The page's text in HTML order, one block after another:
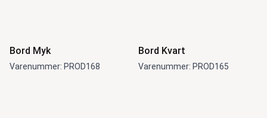
Bord Myk
Varenummer: PROD168
Bord Kvart
Varenummer: PROD165